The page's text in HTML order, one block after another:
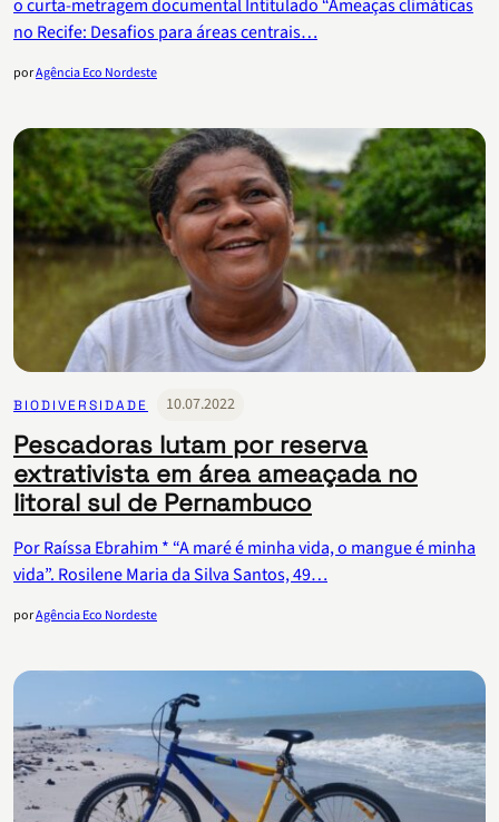
o curta-metragem documental Intitulado “Ameaças climáticas
no Recife: Desafios para áreas centrais…
porAgência Eco Nordeste
BIODIVERSIDADE 10.07.2022
Pescadoras lutam por reserva
extrativista em área ameaçada no
litoral sul de Pernambuco
Por Raíssa Ebrahim * “A maré é minha vida, o mangue é minha
vida”. Rosilene Maria da Silva Santos, 49…
porAgência Eco Nordeste